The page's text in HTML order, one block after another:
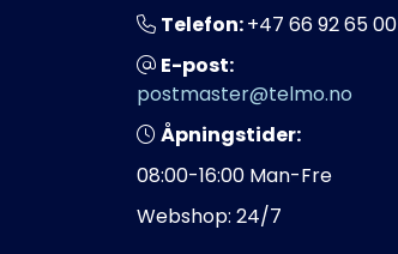
Telefon:+47 66 92 65 00
E-post:
postmaster@telmo.no
Åpningstider:
08:00-16:00 Man-Fre
Webshop: 24/7